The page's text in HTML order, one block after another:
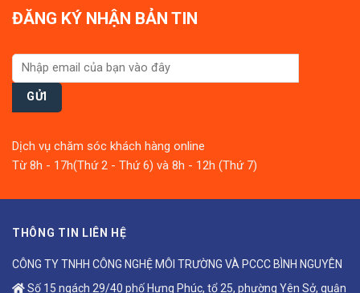
ĐĂNG KÝ NHẬN BẢN TIN
Dịch vụ chăm sóc khách hàng online
Từ 8h - 17h(Thứ 2 - Thứ 6) và 8h - 12h (Thứ 7)
THÔNG TIN LIÊN HỆ
CÔNG TY TNHH CÔNG NGHỆ MÔI TRƯỜNG VÀ PCCC BÌNH NGUYÊN
Số 15 ngách 29/40 phố Hưng Phúc, tổ 25, phường Yên Sở, quận